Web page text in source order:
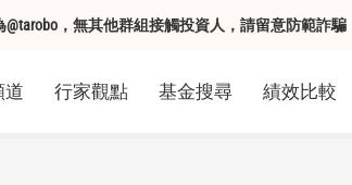
，無其他群組接觸投資人，請留意防範詐騙
道 行家觀點 基金搜尋 績效比較